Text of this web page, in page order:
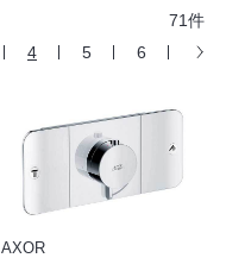
71件
4 5 6
AXOR